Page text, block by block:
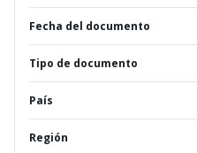
Fecha del documento
Tipo de documento
País
Región